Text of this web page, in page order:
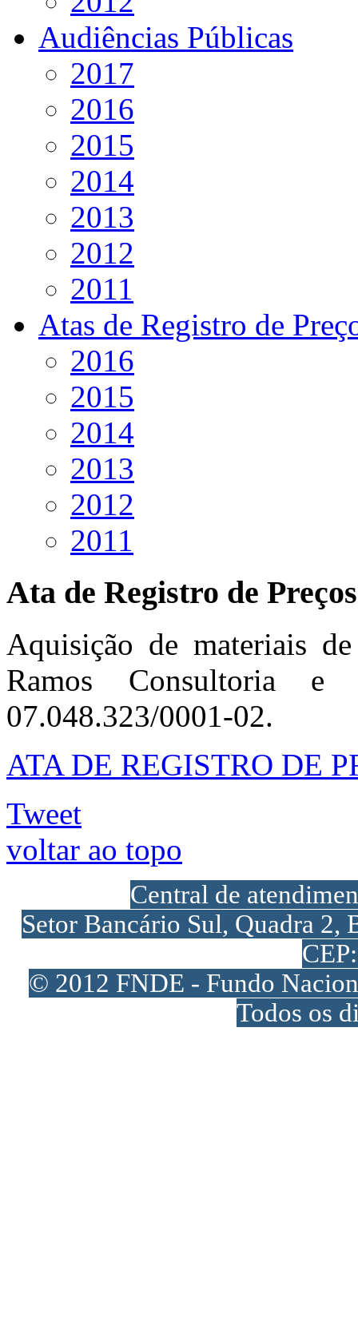
Audiências Públicas
2017
2016
2015
2014
2013
2012
2011
Atas de Registro de
2016
2015
2014
2013
2012
2011
Ata de Registro de
Aquisição de materiais
Ramos Consultoria
07.048.323/0001-02.
ATA DE REGISTRO DE
Tweet
voltar ao topo
Central de
Setor Bancário Sul, Quadra
© 2012 FNDE - Fundo
Todos os